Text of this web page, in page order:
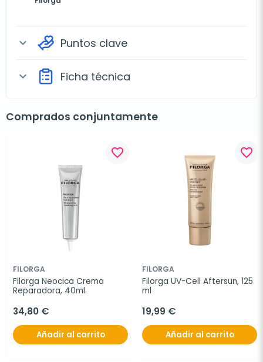
expand_more Puntos clave
expand_more Ficha técnica
Comprados conjuntamente
favorite_border
FILORGA
Filorga Neocica Crema
Reparadora, 40ml.
34,80 €
Añadir al carrito
favorite_border
FILORGA
Filorga UV-Cell Aftersun, 125
ml
19,99 €
Añadir al carrito